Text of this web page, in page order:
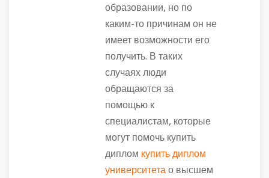
образовании, но по
каким-то причинам он не
имеет возможности его
получить. В таких
случаях люди
обращаются за
помощью к
специалистам, которые
могут помочь купить
диплом купить диплом
университетао высшем